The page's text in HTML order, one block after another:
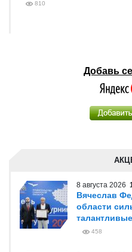
810
Добавь
8 августа 2026
Вячеслав
области
458